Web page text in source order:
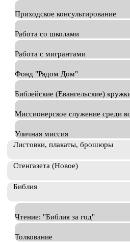
Приходское консультирование
Работа со школами
Работа с мигрантами
Фонд "Рядом Дом"
Библейские (Евангельские)
Миссионерское служение среди
Уличная миссия
Листовки, плакаты, брошюры
Стенгазета (Новое)
Библия
Чтение: "Библия за год"
Толкование